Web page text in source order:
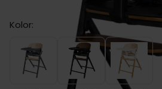
Kolor:
Grey WoodBlack Wood